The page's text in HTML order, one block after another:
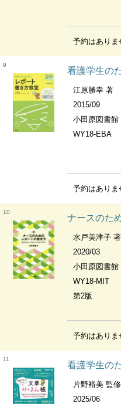
予約はありま
9
看護学生の
江原勝幸 著
2015/09
小田原図書館
WY18-EBA
予約はありま
10
ナースのためのレ
水戸美津子 著
2020/03
小田原図書館
WY18-MIT
第2版
予約はありま
11
看護学生の
片野裕美 監修
2025/06